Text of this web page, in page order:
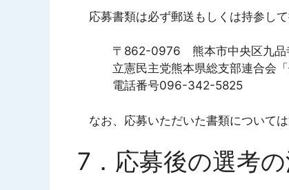
応募書類は必ず郵送もしくは持参して
〒862-0976 熊本市中央区九品
立憲民主党熊本県総支部連合会「
電話番号096-342-5825
なお、応募いただいた書類については
7．応募後の選考